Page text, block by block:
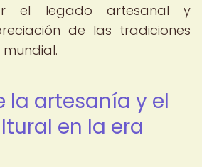
el legado artesanal y
de las tradiciones
la artesanía y el
en la era